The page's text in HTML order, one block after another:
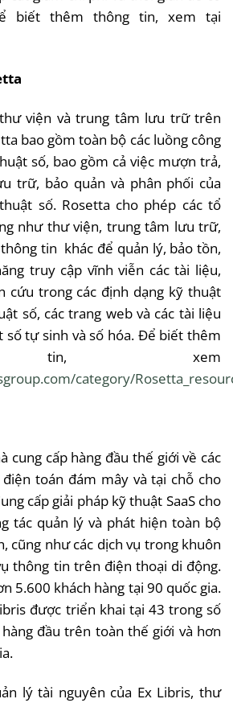
biết thêm thông tin, xem tại
thư viện và trung tâm lưu trữ trên
bao gồm toàn bộ các luồng công
số, bao gồm cả việc mượn trả,
trữ, bảo quản và phân phối của
thuật số. Rosetta cho phép các tổ
như thư viện, trung tâm lưu trữ,
thôngtin khác để quản lý, bảo tồn,
truy cập vĩnh viễn các tài liệu,
cứu trong các định dạng kỹ thuật
số, các trang webvà các tài liệu
số tự sinh và số hóa. Để biết thêm
xem
category/
cung cấp hàng đầu thế giới về các
điện toán đám mây và tại chỗ cho
cấp giải pháp kỹthuật SaaS cho
tác quản lý và phát hiện toàn bộ
, cũng như các dịch vụ trong khuôn
thông tin trên điện thoại di động.
5.600 khách hàng tại 90 quốc gia.
được triển khai tại 43 trong số
hàng đầu trên toàn thế giới và hơn
.
lý tài nguyên của Ex Libris,thư